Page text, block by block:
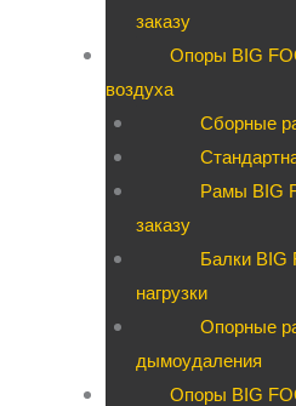
заказу
Опоры BIG
воздуха
Сборные
Рамы BIG
заказу
Балки BIG
нагрузки
Опорные
дымоудаления
Опоры BIG